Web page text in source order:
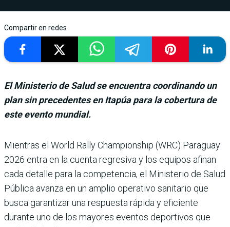
Compartir en redes
El Ministerio de Salud se encuentra coordinando un
plan sin precedentes en Itapúa para la cobertura de
este evento mundial.
Mientras el World Rally Champions­hip (WRC) Para­guay
2026 entra en la cuenta regresiva y los equipos afi­nan
cada detalle para la competencia, el Ministerio de Salud
Pública avanza en un amplio operativo sani­tario que
busca garantizar una respuesta rápida y efi­ciente
durante uno de los mayores eventos deportivos que